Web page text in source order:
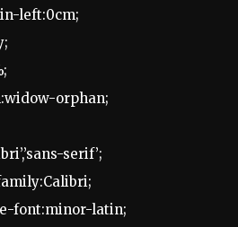
left:0cm;
orphan;
serif’;
font:minor-latin;